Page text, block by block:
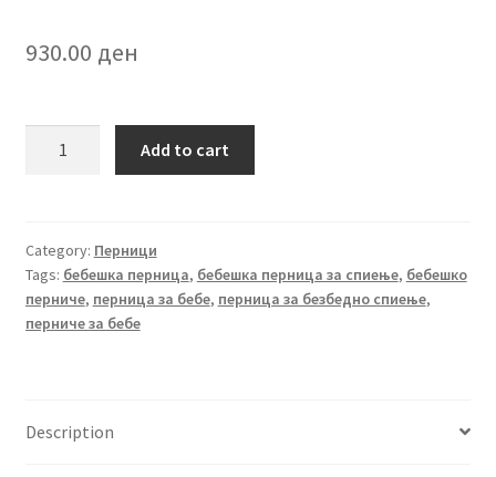
930.00 ден
900412
quantity
Add to cart
Category: Перници
Tags: бебешка перница, бебешка перница за спиење, бебешко
перниче, перница за бебе, перница за безбедно спиење,
перниче за бебе
Description